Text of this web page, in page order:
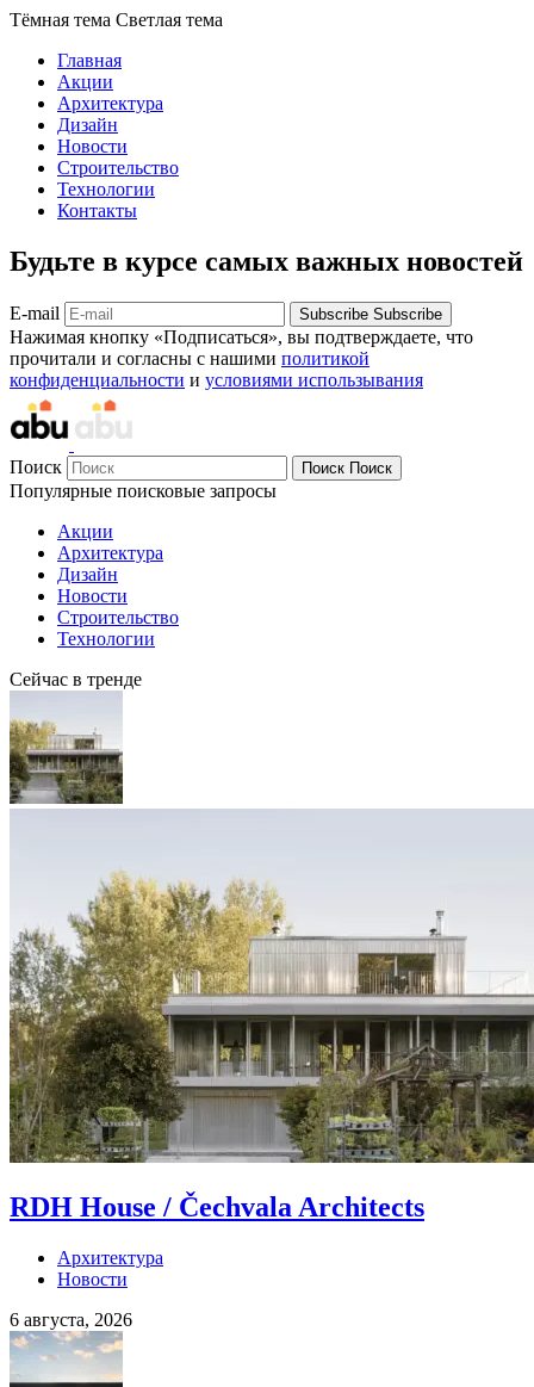
Тёмная тема Светлая тема
Главная
Акции
Архитектура
Дизайн
Новости
Строительство
Технологии
Контакты
Будьте в курсе самых важных новостей
E-mail Subscribe Subscribe
Нажимая кнопку «Подписаться», вы подтверждаете, что
прочитали и согласны с нашими политикой
конфиденциальности и условиями использывания
Поиск Поиск Поиск
Популярные поисковые запросы
Акции
Архитектура
Дизайн
Новости
Строительство
Технологии
Сейчас в тренде
RDH House / Čechvala Architects
Архитектура
Новости
6 августа, 2026